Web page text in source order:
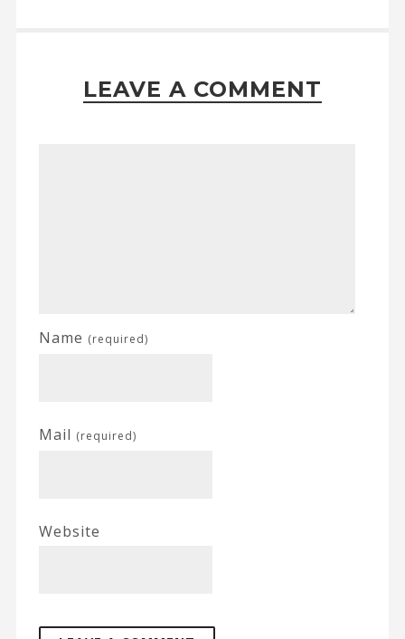
LEAVE A COMMENT
Name (required)
Mail (required)
Website